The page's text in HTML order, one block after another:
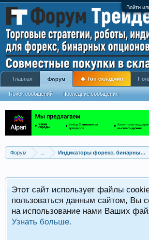
Войти
Форум Индикаторы форекс, бинарных
Этот сайт использует файлы
пользоваться данным сайтом, Вы
на использование нами Ваших
Узнать больше.
Главная Форум
Поиск сообщений Последние сообщения
🔥 Топ складчин